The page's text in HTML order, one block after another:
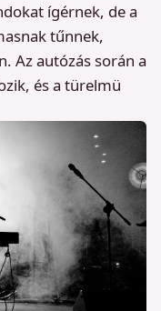
ígérnek, de a
tűnnek,
Az autózás során a
és a türelmü